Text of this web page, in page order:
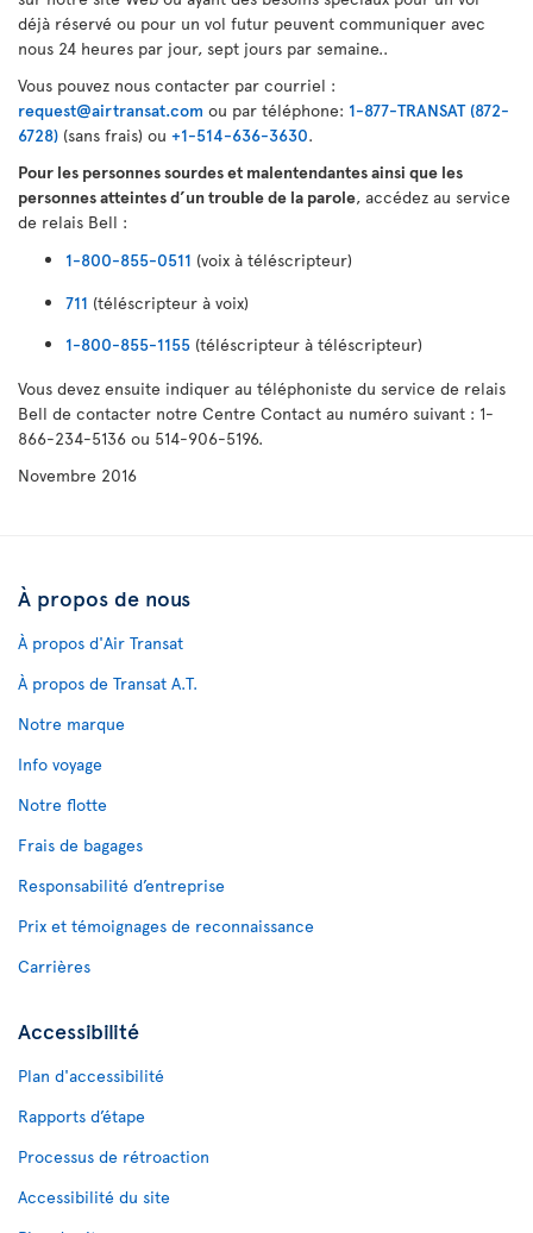
déjà réservé ou pour un vol futur peuvent communiquer avec
nous 24 heures par jour, sept jours par semaine..
Vous pouvez nous contacter par courriel :
request@airtransat.com ou par téléphone: 1-877-TRANSAT (872-
6728) (sans frais) ou +1-514-636-3630.
Pour les personnes sourdes et malentendantes ainsi que les
personnes atteintes d’un trouble de la parole, accédez au service
de relais Bell :
1-800-855-0511 (voix à téléscripteur)
711 (téléscripteur à voix)
1-800-855-1155 (téléscripteur à téléscripteur)
Vous devez ensuite indiquer au téléphoniste du service de relais
Bell de contacter notre Centre Contact au numéro suivant : 1-
866-234-5136 ou 514-906-5196.
Novembre 2016
À propos de nous
À propos d'Air Transat
À propos de Transat A.T.
Notre marque
Info voyage
Notre flotte
Frais de bagages
Responsabilité d’entreprise
Prix et témoignages de reconnaissance
Carrières
Accessibilité
Plan d'accessibilité
Rapports d’étape
Processus de rétroaction
Accessibilité du site